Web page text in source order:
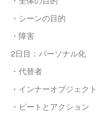
・シーンの目的
・障害
2日目：パーソナル化
・代替者
・インナーオブジェクト
・ビートとアクション